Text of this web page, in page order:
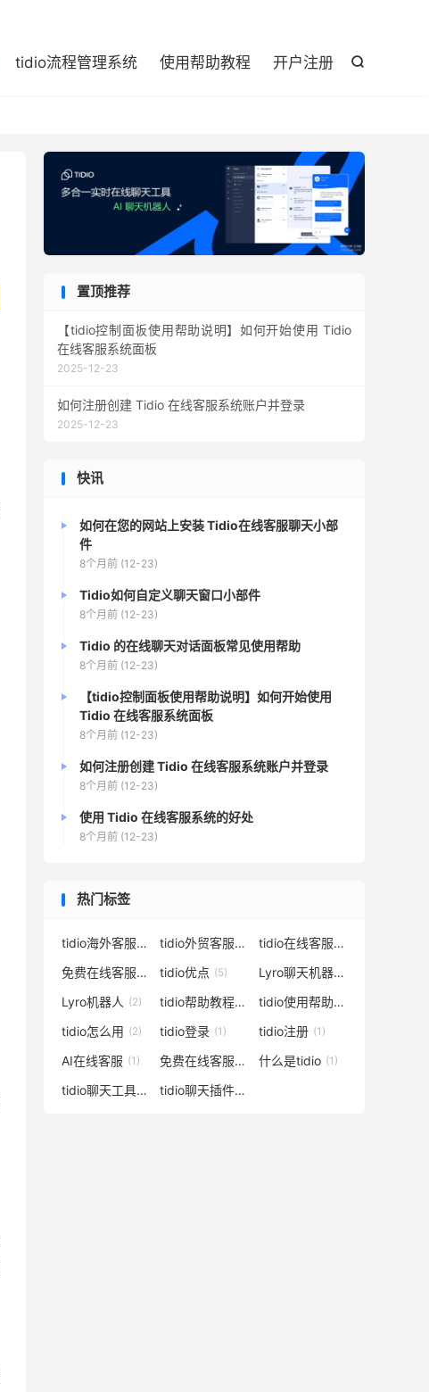

tidio流程管理系统 使用帮助教程 开户注册
置顶推荐
【tidio控制面板使用帮助说明】如何开始使用 Tidio
在线客服系统面板
2025-12-23
如何注册创建 Tidio 在线客服系统账户并登录
2025-12-23
快讯
如何在您的网站上安装 Tidio在线客服聊天小部
件
8个月前 (12-23)
Tidio如何自定义聊天窗口小部件
8个月前 (12-23)
Tidio 的在线聊天对话面板常见使用帮助
8个月前 (12-23)
【tidio控制面板使用帮助说明】如何开始使用
Tidio 在线客服系统面板
8个月前 (12-23)
如何注册创建 Tidio 在线客服系统账户并登录
8个月前 (12-23)
使用 Tidio 在线客服系统的好处
8个月前 (12-23)
热门标签
tidio海外客服(17) tidio外贸客服(16) tidio在线客服(14)
免费在线客服(10)tidio优点 (5) Lyro聊天机器人
Lyro机器人 (2) tidio帮助教程(2) tidio使用帮助
(2)
tidio怎么用 (2) tidio登录 (1) tidio注册 (1)
AI在线客服 (1) 免费在线客服系统 (1)
什么是tidio (1)
tidio聊天工具
(1) tidio聊天插件
(1)